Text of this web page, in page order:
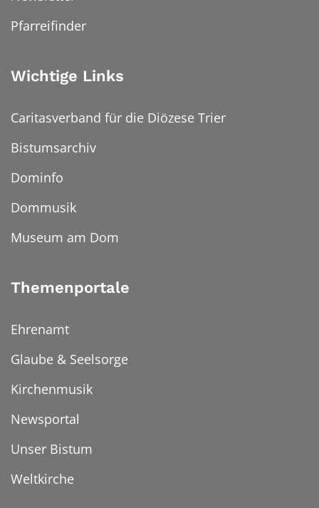
Pfarreifinder
Wichtige Links
Caritasverband für die Diözese Trier
Bistumsarchiv
Dominfo
Dommusik
Museum am Dom
Themenportale
Ehrenamt
Glaube & Seelsorge
Kirchenmusik
Newsportal
Unser Bistum
Weltkirche